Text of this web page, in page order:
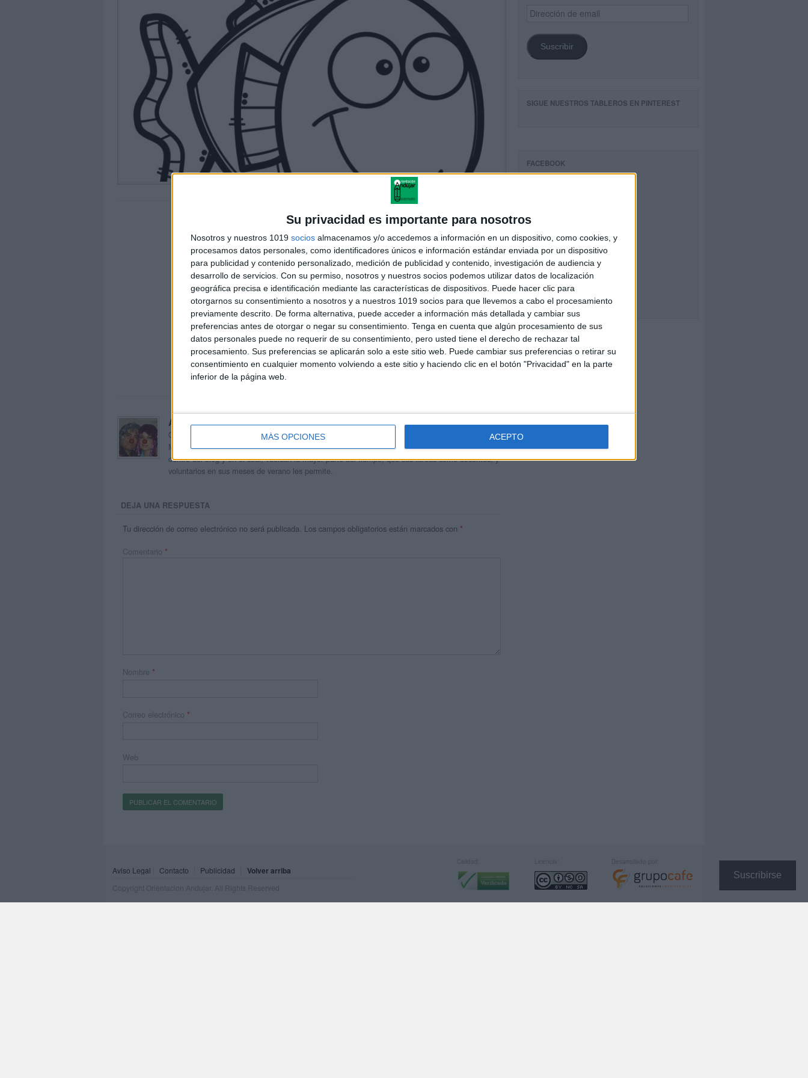
Su privacidad es importante para nosotros
Nosotros y nuestros 1019 socios almacenamos y/o accedemos a información en un dispositivo, como cookies, y
procesamos datos personales, como identificadores únicos e información estándar enviada por un dispositivo
para publicidad y contenido personalizado, medición de publicidad y contenido, investigación de audiencia y
desarrollo de servicios. Con su permiso, nosotros y nuestros socios podemos utilizar datos de localización
geográfica precisa e identificación mediante las características de dispositivos. Puede hacer clic para
otorgarnos su consentimiento a nosotros y a nuestros 1019 socios para que llevemos a cabo el procesamiento
previamente descrito. De forma alternativa, puede acceder a información más detallada y cambiar sus
preferencias antes de otorgar o negar su consentimiento. Tenga en cuenta que algún procesamiento de sus
datos personales puede no requerir de su consentimiento, pero usted tiene el derecho de rechazar tal
procesamiento. Sus preferencias se aplicarán solo a este sitio web. Puede cambiar sus preferencias o retirar su
consentimiento en cualquier momento volviendo a este sitio y haciendo clic en el botón "Privacidad" en la parte
inferior de la página web.
MÁS OPCIONES ACEPTO
Suscribirse
Acerca de orientacionandujar
Orientación Andújar no es solo un blog, es la apuesta personal de dos profesores Ginés y
Maribel, que además de ser pareja, son los encargados de los contenidos que encontramos
dentro del blog y en el cual, vuelcan la mayor parte del tiempo, que sus tareas como docentes, y
voluntarios en sus meses de verano les permite.
DEJA UNA RESPUESTA
Tu dirección de correo electrónico no será publicada. Los campos obligatorios están marcados con *
Comentario *
Nombre *
Correo electrónico *
Web
Dirección
de
Suscribir
SIGUE NUESTROS TABLEROS EN PINTEREST
FACEBOOK
Aviso Legal Contacto Publicidad Volver arriba